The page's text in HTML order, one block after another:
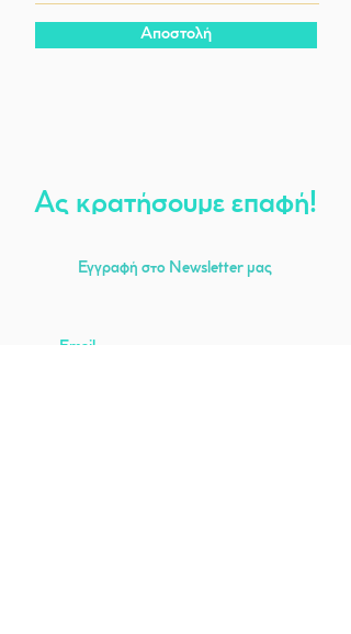
Αποστολή
Ας κρατήσουμε επαφή!
Εγγραφή στο Newsletter μας